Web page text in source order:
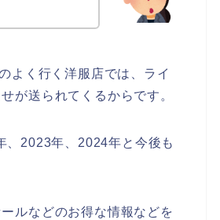
よく行く洋服店では、ライ
が送られてくるからです。
、2023年、2024年と今後も
ルなどのお得な情報などを